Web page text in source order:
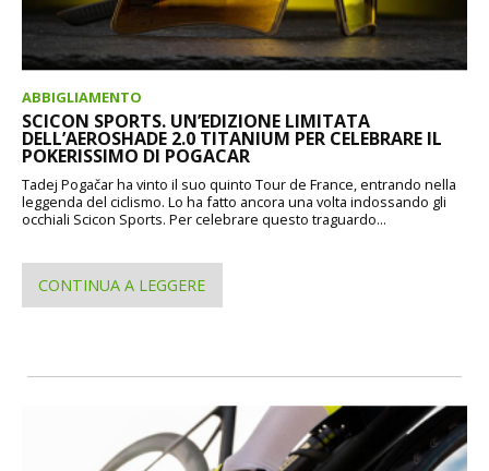
ABBIGLIAMENTO
SCICON SPORTS. UN’EDIZIONE LIMITATA
DELL’AEROSHADE 2.0 TITANIUM PER CELEBRARE IL
POKERISSIMO DI POGACAR
Tadej Pogačar ha vinto il suo quinto Tour de France, entrando nella
leggenda del ciclismo. Lo ha fatto ancora una volta indossando gli
occhiali Scicon Sports. Per celebrare questo traguardo...
CONTINUA A LEGGERE